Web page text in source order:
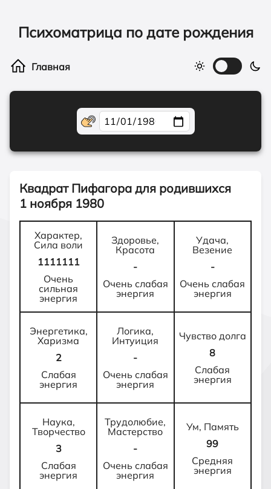
Психоматрица по дате рождения
Квадрат Пифагора для родившихся
1 ноября 1980
Характер,
Сила воли
1111111
Очень
сильная
энергия
Здоровье,
Красота
-
Очень слабая
энергия
Удача,
Везение
-
Очень слабая
энергия
Энергетика,
Харизма
2
Слабая
энергия
Логика,
Интуиция
-
Очень слабая
энергия
Чувство долга
8
Слабая
энергия
Наука,
Творчество
3
Слабая
энергия
Трудолюбие,
Мастерство
-
Очень слабая
энергия
Ум, Память
99
Средняя
энергия